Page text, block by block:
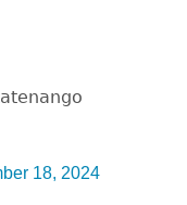
18, 2024